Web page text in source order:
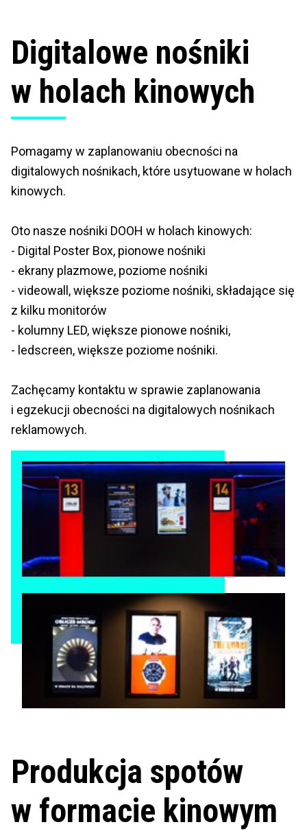
Digitalowe nośniki
w holach kinowych
Pomagamy w zaplanowaniu obecności na
digitalowych nośnikach, które usytuowane w holach
kinowych.
Oto nasze nośniki DOOH w holach kinowych:
- Digital Poster Box, pionowe nośniki
- ekrany plazmowe, poziome nośniki
- videowall, większe poziome nośniki, składające się
z kilku monitorów
- kolumny LED, większe pionowe nośniki,
- ledscreen, większe poziome nośniki.
Zachęcamy kontaktu w sprawie zaplanowania
i egzekucji obecności na digitalowych nośnikach
reklamowych.
Produkcja spotów
w formacie kinowym